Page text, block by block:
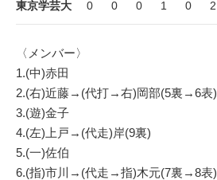
東京学芸大 0 0 0 1 0 2
〈メンバー〉
1.(中)赤田
2.(右)近藤→(代打→右)岡部(5裏→6表)
3.(遊)金子
4.(左)上戸→(代走)岸(9裏)
5.(一)佐伯
6.(指)市川→(代走→指)木元(7裏→8表)